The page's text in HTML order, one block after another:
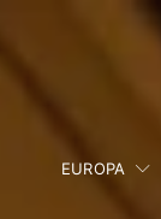
EUROPA